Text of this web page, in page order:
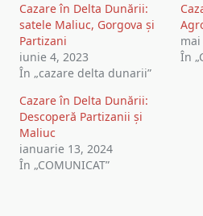
articole
Cazare în Delta Dunării:
satele Maliuc, Gorgova și
Partizani
iunie 4, 2023
În „cazare delta dunarii”
mai
În
Cazare în Delta Dunării:
Descoperă Partizanii și
Maliuc
ianuarie 13, 2024
În „COMUNICAT”